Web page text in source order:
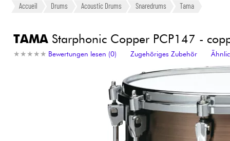
Gitarre & Bass
Synths & samplers
Violinen & Quartett
Accueil Drums Acoustic Drums Snaredrums Tama
TAMAStarphonic Copper PCP147 -
★ ★ ★ ★ ★
★ ★ ★ ★ ★ Bewertungen lesen (0) Zugehöriges Zubehör